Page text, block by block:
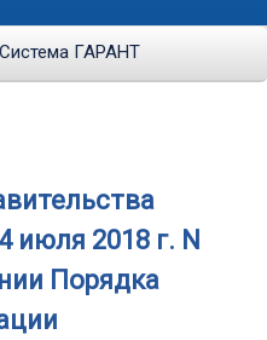
Система ГАРАНТ
июля 2018 г. N
Порядка